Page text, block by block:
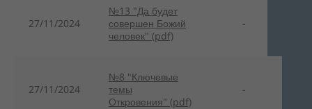
27/11/2024
№13 "Да будет
совершен Божий
человек" (pdf)
-
27/11/2024
№8 "Ключевые
темы
Откровения" (pdf)
-